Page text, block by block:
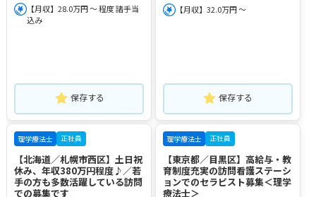
【月収】28.0万円 ～ 程度 諸手当
込み
保存する
【月収】32.0万円 ～
保存する
理学療法士 正社員
【北海道／札幌市西区】土日祝
休み、年収380万円程度♪／若
手の方も多数活躍している訪問
での募集です
理学療法士 正社員
【東京都／目黒区】高給与・教
育制度充実の訪問看護ステーシ
ョンでのセラピスト募集＜理学
療法士＞